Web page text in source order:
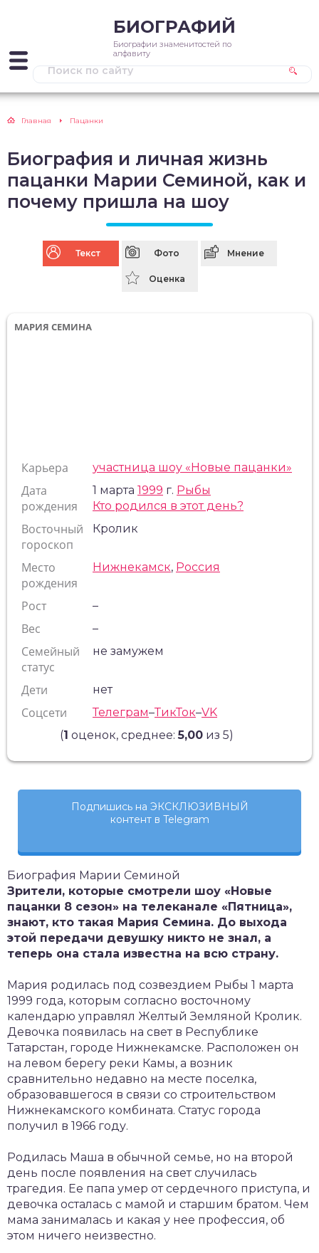
БИОГРАФИЙ
Биографии знаменитостей по
алфавиту
Главная Пацанки
Биография и личная жизнь
пацанки Марии Семиной, как и
почему пришла на шоу
Текст Фото Мнение
Оценка
МАРИЯ СЕМИНА
Карьера участница шоу «Новые пацанки»
Дата
рождения
1 марта 1999 г. Рыбы
Кто родился в этот день?
Восточный
гороскоп
Кролик
Место
рождения
Нижнекамск, Россия
Рост –
Вес –
Семейный
статус
не замужем
Дети нет
Соцсети Телеграм–ТикТок–VK
(1 оценок, среднее:5,00 из 5)
Подпишись на ЭКСКЛЮЗИВНЫЙ
контент в Telegram
Биография Марии Семиной
Зрители, которые смотрели шоу «Новые
пацанки 8 сезон» на телеканале «Пятница»,
знают, кто такая Мария Семина. До выхода
этой передачи девушку никто не знал, а
теперь она стала известна на всю страну.
Мария родилась под созвездием Рыбы 1 марта
1999 года, которым согласно восточному
календарю управлял Желтый Земляной Кролик.
Девочка появилась на свет в Республике
Татарстан, городе Нижнекамске. Расположен он
на левом берегу реки Камы, а возник
сравнительно недавно на месте поселка,
образовавшегося в связи со строительством
Нижнекамского комбината. Статус города
получил в 1966 году.
Родилась Маша в обычной семье, но на второй
день после появления на свет случилась
трагедия. Ее папа умер от сердечного приступа, и
девочка осталась с мамой и старшим братом. Чем
мама занималась и какая у нее профессия, об
этом ничего неизвестно.